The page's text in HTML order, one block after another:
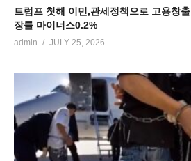
트럼프 첫해 이민,관세정책으로 고용창
장률 마이너스0.2%
admin JULY 25, 2026